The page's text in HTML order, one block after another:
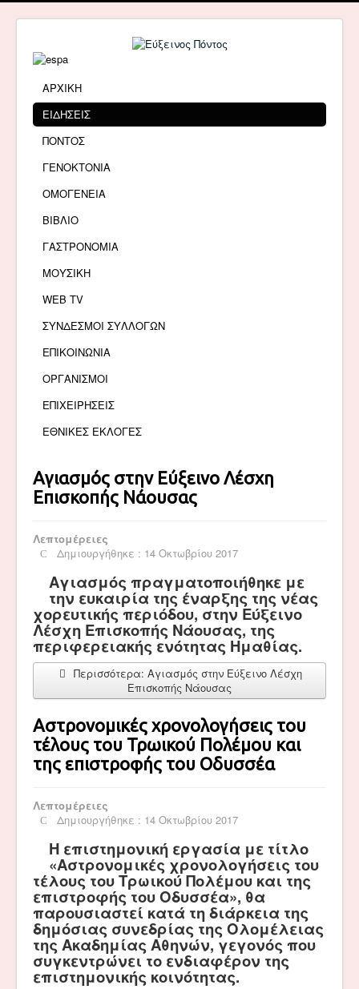
ΑΡΧΙΚΗ
ΕΙΔΗΣΕΙΣ
ΠΟΝΤΟΣ
ΓΕΝΟΚΤΟΝΙΑ
ΟΜΟΓΕΝΕΙΑ
ΒΙΒΛΙΟ
ΓΑΣΤΡΟΝΟΜΙΑ
ΜΟΥΣΙΚΗ
WEB TV
ΣΥΝΔΕΣΜΟΙ ΣΥΛΛΟΓΩΝ
ΕΠΙΚΟΙΝΩΝΙΑ
ΟΡΓΑΝΙΣΜΟΙ
ΕΠΙΧΕΙΡΗΣΕΙΣ
ΕΘΝΙΚΕΣ ΕΚΛΟΓΕΣ
Αγιασμός στην Εύξεινο Λέσχη
Επισκοπής Νάουσας
Λεπτομέρειες
Δημιουργήθηκε : 14 Οκτωβρίου 2017
Αγιασμός πραγματοποιήθηκε με
την ευκαιρία της έναρξης της νέας
χορευτικής περιόδου, στην Εύξεινο
Λέσχη Επισκοπής Νάουσας, της
περιφερειακής ενότητας Ημαθίας.
Περισσότερα: Αγιασμός στην Εύξεινο Λέσχη
Επισκοπής Νάουσας
Αστρονομικές χρονολογήσεις του
τέλους του Τρωικού Πολέμου και
της επιστροφής του Οδυσσέα
Λεπτομέρειες
Δημιουργήθηκε : 14 Οκτωβρίου 2017
Η επιστημονική εργασία με τίτλο
«Αστρονομικές χρονολογήσεις του
τέλους του Τρωικού Πολέμου και της
επιστροφής του Οδυσσέα», θα
παρουσιαστεί κατά τη διάρκεια της
δημόσιας συνεδρίας της Ολομέλειας
της Ακαδημίας Αθηνών, γεγονός που
συγκεντρώνει το ενδιαφέρον της
επιστημονικής κοινότητας.